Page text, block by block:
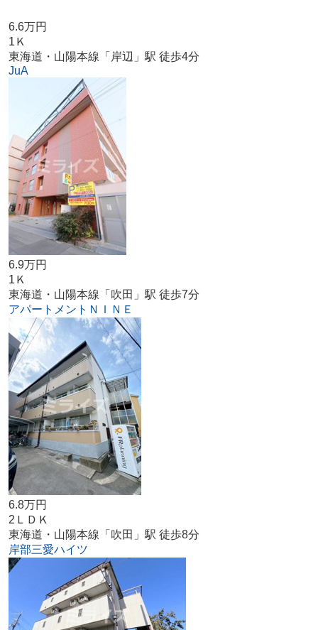
6.6万円
1Ｋ
東海道・山陽本線「岸辺」駅 徒歩4分
JuA
6.9万円
1Ｋ
東海道・山陽本線「吹田」駅 徒歩7分
アパートメントＮＩＮＥ
6.8万円
2ＬＤＫ
東海道・山陽本線「吹田」駅 徒歩8分
岸部三愛ハイツ